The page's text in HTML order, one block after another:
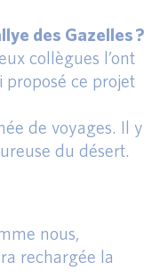
des Gazelles ?
collègues l’ont
proposé ce projet
de voyages. Il y
du désert.
nous,
rechargée la